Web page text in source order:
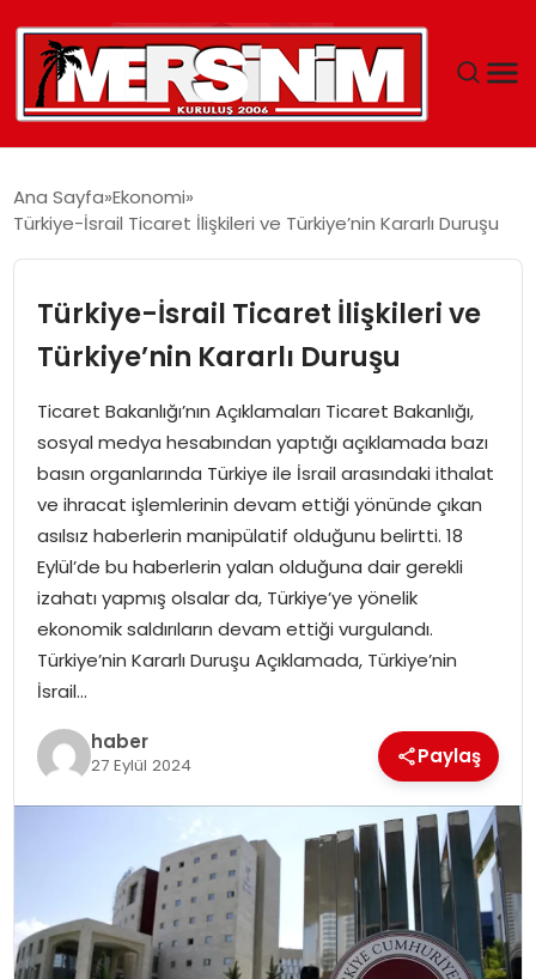
YAŞAM
GÜNCEL
SAĞLIK
EĞITIM
SPOR
EKONOMI
MAGAZIN
DÜNYA
OTOMOBIL
Ana Sayfa Ekonomi
Türkiye-İsrail Ticaret İlişkileri ve Türkiye’nin Kararlı Duruşu
Türkiye-İsrail Ticaret İlişkileri ve
Türkiye’nin Kararlı Duruşu
Ticaret Bakanlığı’nın Açıklamaları Ticaret Bakanlığı,
sosyal medya hesabından yaptığı açıklamada bazı
basın organlarında Türkiye ile İsrail arasındaki ithalat
ve ihracat işlemlerinin devam ettiği yönünde çıkan
asılsız haberlerin manipülatif olduğunu belirtti. 18
Eylül’de bu haberlerin yalan olduğuna dair gerekli
izahatı yapmış olsalar da, Türkiye’ye yönelik
ekonomik saldırıların devam ettiği vurgulandı.
Türkiye’nin Kararlı Duruşu Açıklamada, Türkiye’nin
İsrail…
haber
27 Eylül 2024 Paylaş